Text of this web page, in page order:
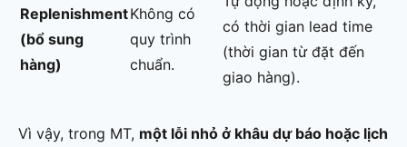
Replenishment
(bổ sung
hàng)
Không có
quy trình
chuẩn.
có thời gian lead time
(thời gian từ đặt đến
giao hàng).
Vì vậy, trong MT, một lỗi nhỏ ở khâu dự báo hoặc lịch